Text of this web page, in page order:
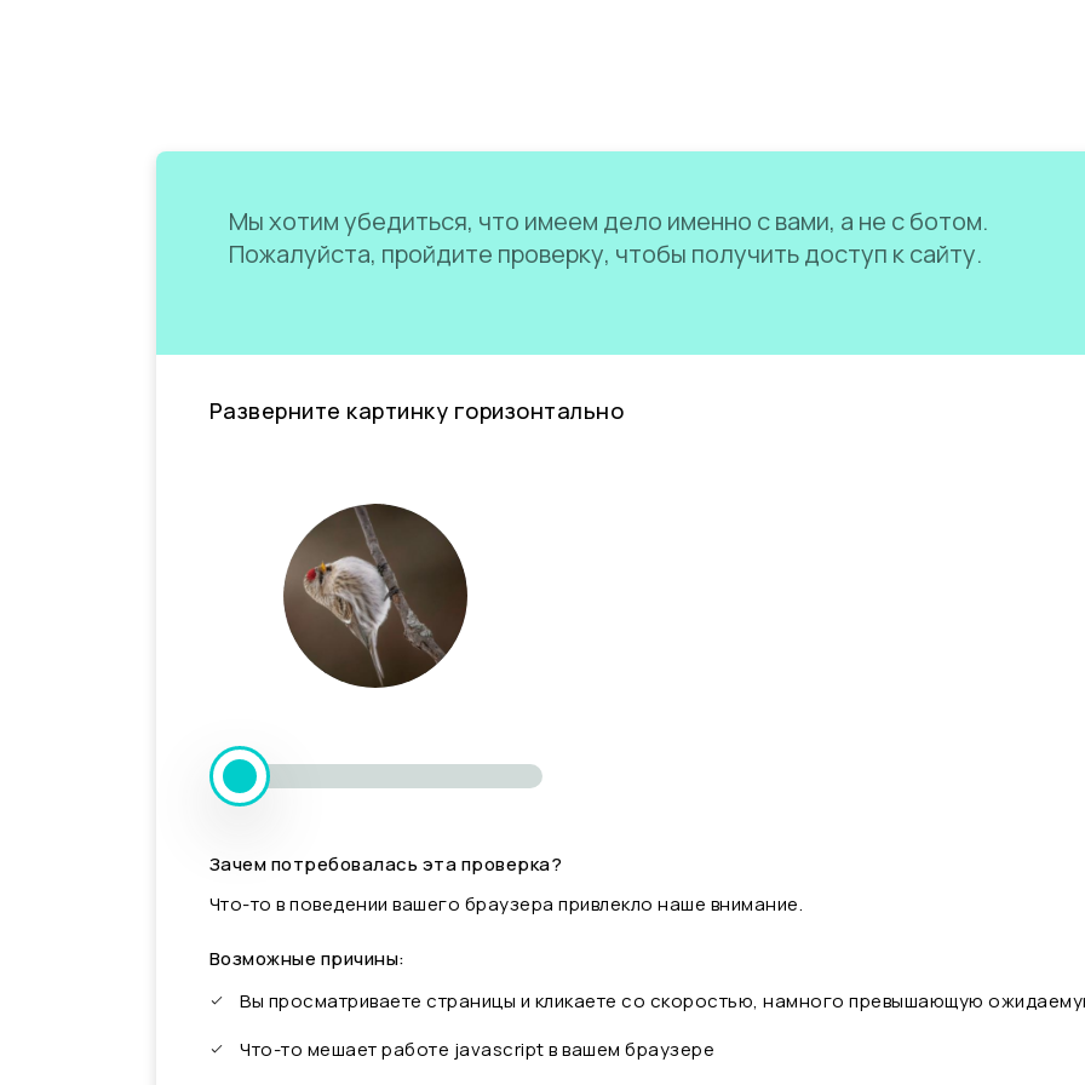
Мы хотим убедиться, что имеем дело именно с вами, а не с ботом.
Пожалуйста, пройдите проверку, чтобы получить доступ к сайту.
Разверните картинку горизонтально
Зачем потребовалась эта проверка?
Что-то в поведении вашего браузера привлекло наше внимание.
Возможные причины:
Вы просматриваете страницы и кликаете со скоростью, намного превышающую
Что-то мешает работе javascript в вашем браузере